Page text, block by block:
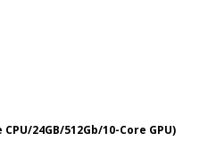
24GB/512Gb/10-Core GPU)